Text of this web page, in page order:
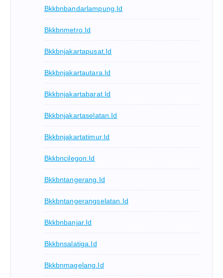
Bkkbnbandarlampung.id
Bkkbnmetro.id
Bkkbnjakartapusat.id
Bkkbnjakartautara.id
Bkkbnjakartabarat.id
Bkkbnjakartaselatan.id
Bkkbnjakartatimur.id
Bkkbncilegon.id
Bkkbntangerang.id
Bkkbntangerangselatan.id
Bkkbnbanjar.id
Bkkbnsalatiga.id
Bkkbnmagelang.id